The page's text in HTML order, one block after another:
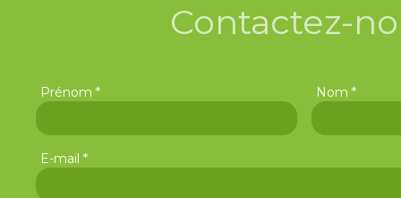
Contactez-
Prénom * Nom *
E-mail *